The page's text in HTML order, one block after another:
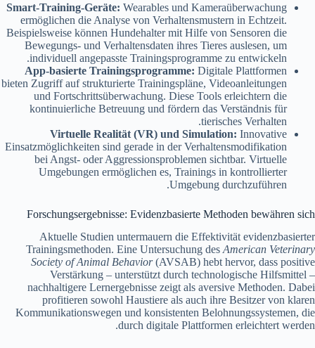
Smart-Training-Geräte: Wearables und Kameraüberwachung
ermöglichen die Analyse von Verhaltensmustern in Echtzeit.
Beispielsweise können Hundehalter mit Hilfe von Sensoren die
Bewegungs- und Verhaltensdaten ihres Tieres auslesen, um
individuell angepasste Trainingsprogramme zu entwickeln.
App-basierte Trainingsprogramme: Digitale Plattformen
bieten Zugriff auf strukturierte Trainingspläne, Videoanleitungen
und Fortschrittsüberwachung. Diese Tools erleichtern die
kontinuierliche Betreuung und fördern das Verständnis für
tierisches Verhalten.
Virtuelle Realität (VR) und Simulation: Innovative
Einsatzmöglichkeiten sind gerade in der Verhaltensmodifikation
bei Angst- oder Aggressionsproblemen sichtbar. Virtuelle
Umgebungen ermöglichen es, Trainings in kontrollierter
Umgebung durchzuführen.
Forschungsergebnisse: Evidenzbasierte Methoden bewähren sich
Aktuelle Studien untermauern die Effektivität evidenzbasierter
Trainingsmethoden. Eine Untersuchung des American Veterinary
Society of Animal Behavior(AVSAB) hebt hervor, dass positive
Verstärkung – unterstützt durch technologische Hilfsmittel –
nachhaltigere Lernergebnisse zeigt als aversive Methoden. Dabei
profitieren sowohl Haustiere als auch ihre Besitzer von klaren
Kommunikationswegen und konsistenten Belohnungssystemen, die
durch digitale Plattformen erleichtert werden.